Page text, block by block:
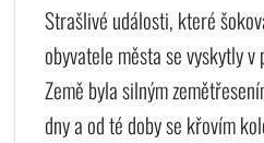
Strašlivé události, které
obyvatele města se vyskytly
Země byla silným
dny a od té doby se křovím